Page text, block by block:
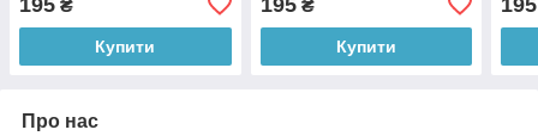
₴
Купити
₴
Купити
Про нас